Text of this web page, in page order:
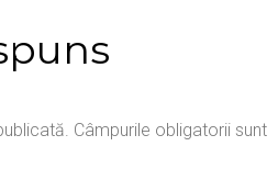
Câmpurile obligatorii sunt